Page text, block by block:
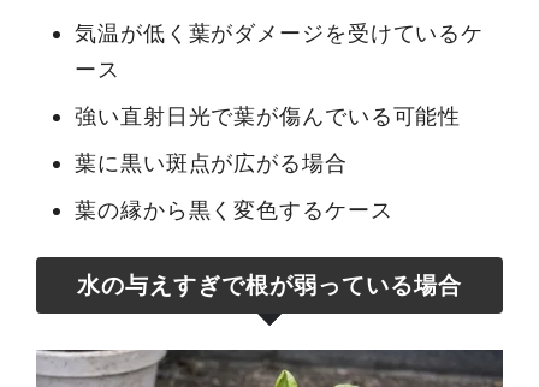
気温が低く葉がダメージを受けているケ
ース
強い直射日光で葉が傷んでいる可能性
葉に黒い斑点が広がる場合
葉の縁から黒く変色するケース
水の与えすぎで根が弱っている場合